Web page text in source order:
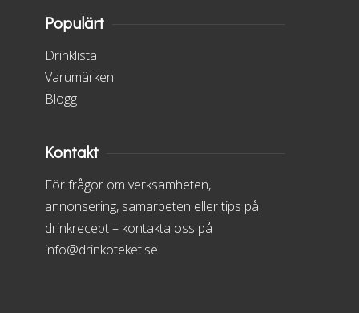
Populärt
Drinklista
Varumärken
Blogg
Kontakt
För frågor om verksamheten,
annonsering, samarbeten eller tips på
drinkrecept – kontakta oss på
info@drinkoteket.se.